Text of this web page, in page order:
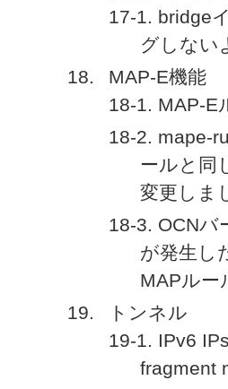
17-1. bridge
グしない
MAP-E機能
18-1. MAP-E
18-2. mape-
ールと同
変更しま
18-3. OCNバ
が発生し
MAPルー
トンネル
19-1. IPv6
fragment